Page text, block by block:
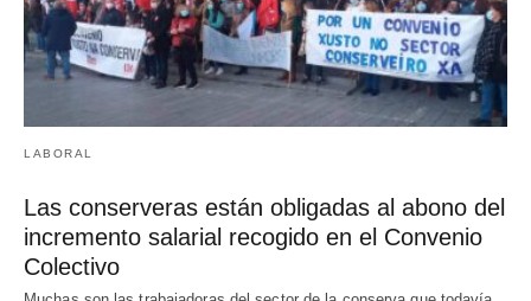
LABORAL
Las conserveras están obligadas al abono del
incremento salarial recogido en el Convenio
Colectivo